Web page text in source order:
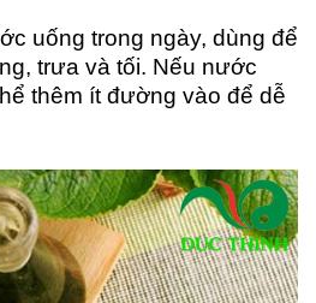
uống trong ngày, dùng để
trưa và tối. Nếu nước
thêm ít đường vào để dễ